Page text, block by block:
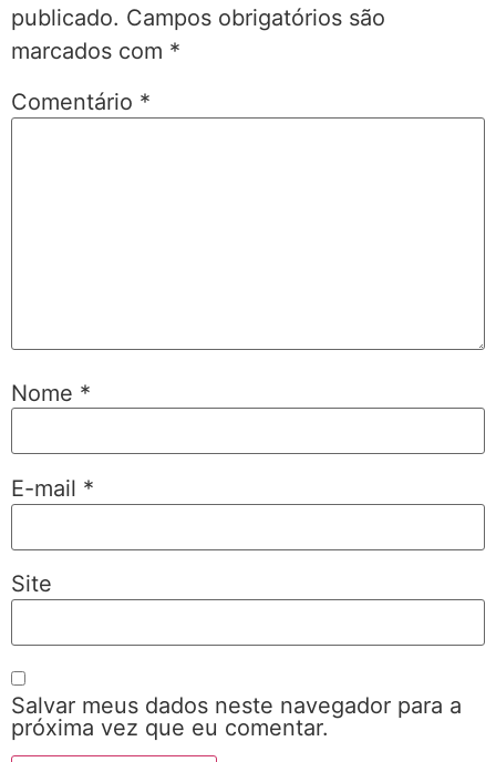
publicado. Campos obrigatórios são
marcados com *
Comentário *
Nome *
E-mail *
Site
Salvar meus dados neste navegador para a
próxima vez que eu comentar.